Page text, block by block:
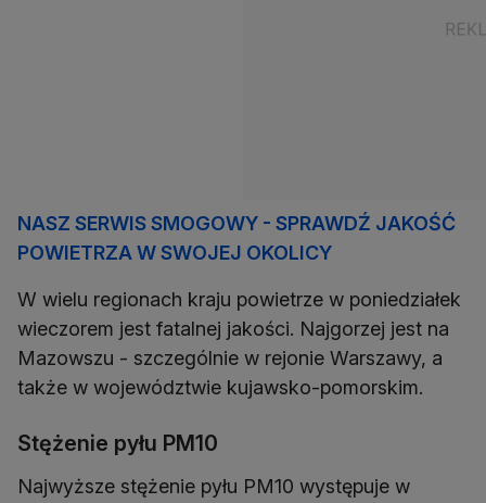
NASZ SERWIS SMOGOWY - SPRAWDŹ JAKOŚĆ
POWIETRZA W SWOJEJ OKOLICY
W wielu regionach kraju powietrze w poniedziałek
wieczorem jest fatalnej jakości. Najgorzej jest na
Mazowszu - szczególnie w rejonie Warszawy, a
także w województwie kujawsko-pomorskim.
Stężenie pyłu PM10
Najwyższe stężenie pyłu PM10 występuje w